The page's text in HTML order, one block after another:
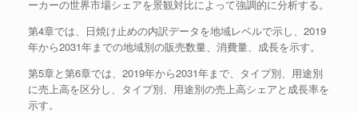
ーカーの世界市場シェアを景観対比によって強調的に分析する。
第4章では、日焼け止めの内訳データを地域レベルで示し、2019
年から2031年までの地域別の販売数量、消費量、成長を示す。
第5章と第6章では、2019年から2031年まで、タイプ別、用途別
に売上高を区分し、タイプ別、用途別の売上高シェアと成長率を
示す。